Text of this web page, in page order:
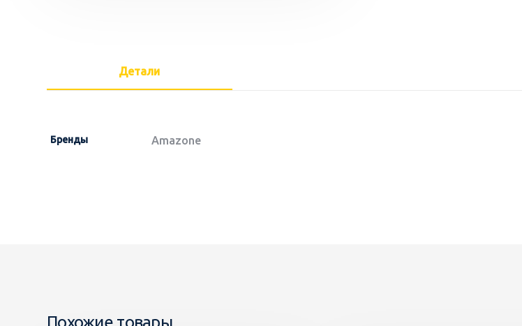
Детали
Бренды Amazone
Похожие товары